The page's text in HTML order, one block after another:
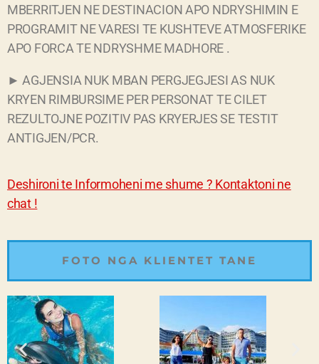
MBERRITJEN NE DESTINACION APO NDRYSHIMIN E
PROGRAMIT NE VARESI TE KUSHTEVE ATMOSFERIKE
APO FORCA TE NDRYSHME MADHORE .
► AGJENSIA NUK MBAN PERGJEGJESI AS NUK
KRYEN RIMBURSIME PER PERSONAT TE CILET
REZULTOJNE POZITIV PAS KRYERJES SE TESTIT
ANTIGJEN/PCR.
Deshironi te Informoheni me shume ? Kontaktoni ne
chat !
FOTO NGA KLIENTET TANE